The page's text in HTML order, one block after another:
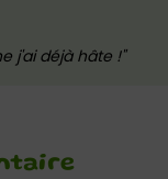
j'ai déjà hâte !